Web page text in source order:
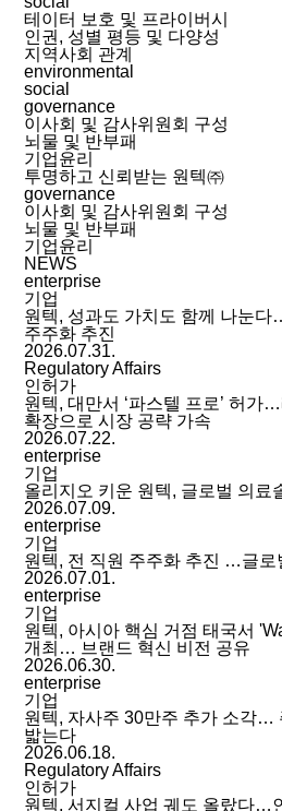
테이터 보호 및 프라이버시
인권, 성별 평등 및 다양성
지역사회 관계
environmental
social
governance
이사회 및 감사위원회 구성
뇌물 및 반부패
기업윤리
투명하고 신뢰받는 원텍㈜
governance
이사회 및 감사위원회 구성
뇌물 및 반부패
기업윤리
NEWS
enterprise
기업
원텍, 성과도 가치도 함께 나눈다
주주화 추진
2026.07.31.
Regulatory Affairs
인허가
원텍, 대만서 ‘파스텔 프로’ 허가
확장으로 시장 공략 가속
2026.07.22.
enterprise
기업
올리지오 키운 원텍, 글로벌 의료
2026.07.09.
enterprise
기업
원텍, 전 직원 주주화 추진 …글로
2026.07.01.
enterprise
기업
원텍, 아시아 핵심 거점 태국서
개최… 브랜드 혁신 비전 공유
2026.06.30.
enterprise
기업
원텍, 자사주 30만주 추가 소각…
밟는다
2026.06.18.
Regulatory Affairs
인허가
원텍, 서지컬 사업 궤도 올랐다…